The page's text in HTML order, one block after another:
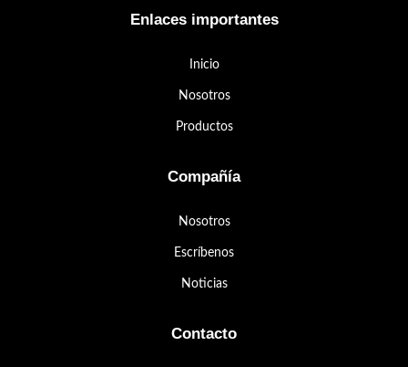
Enlaces importantes
Inicio
Nosotros
Productos
Compañía
Nosotros
Escríbenos
Noticias
Contacto